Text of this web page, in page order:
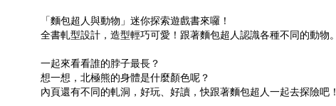
「麵包超人與動物」迷你探索遊戲書來囉！
全書軋型設計，造型輕巧可愛！跟著麵包超人認識各種不同的動物。
一起來看看誰的脖子最長？
想一想，北極熊的身體是什麼顏色呢？
內頁還有不同的軋洞，好玩、好讀，快跟著麵包超人一起去探險吧！